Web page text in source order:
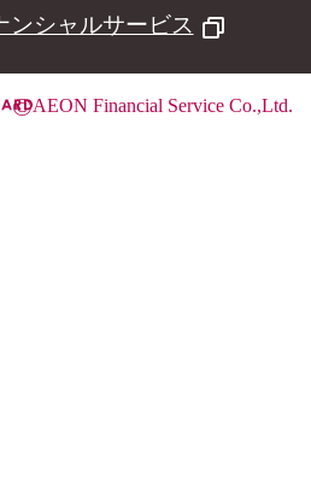
ンシャルサービス
©AEON Financial Service Co.,Ltd.